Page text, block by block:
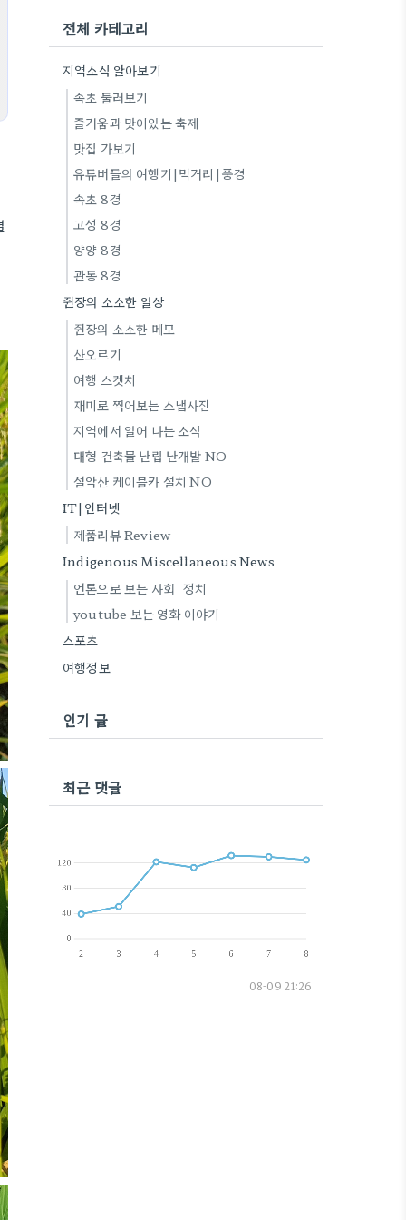
전체 카테고리
지역소식 알아보기
속초 둘러보기
즐거움과 맛이있는 축제
맛집 가보기
유튜버들의 여행기|먹거리|풍경
속초 8경
고성 8경
양양 8경
관동 8경
쥔장의 소소한 일상
쥔장의 소소한 메모
산오르기
여행 스켓치
재미로 찍어보는 스냅사진
지역에서 일어 나는 소식
대형 건축물 난립 난개발 NO
설악산 케이블카 설치 NO
IT|인터넷
제품리뷰 Review
Indigenous Miscellaneous News
언론으로 보는 사회_정치
youtube 보는 영화 이야기
스포츠
여행정보
인기 글
최근 댓글
08-09 21:26